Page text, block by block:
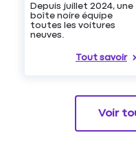
Depuis juillet 2024, une
boîte noire équipe
toutes les voitures
neuves.
Tout savoir
Voir